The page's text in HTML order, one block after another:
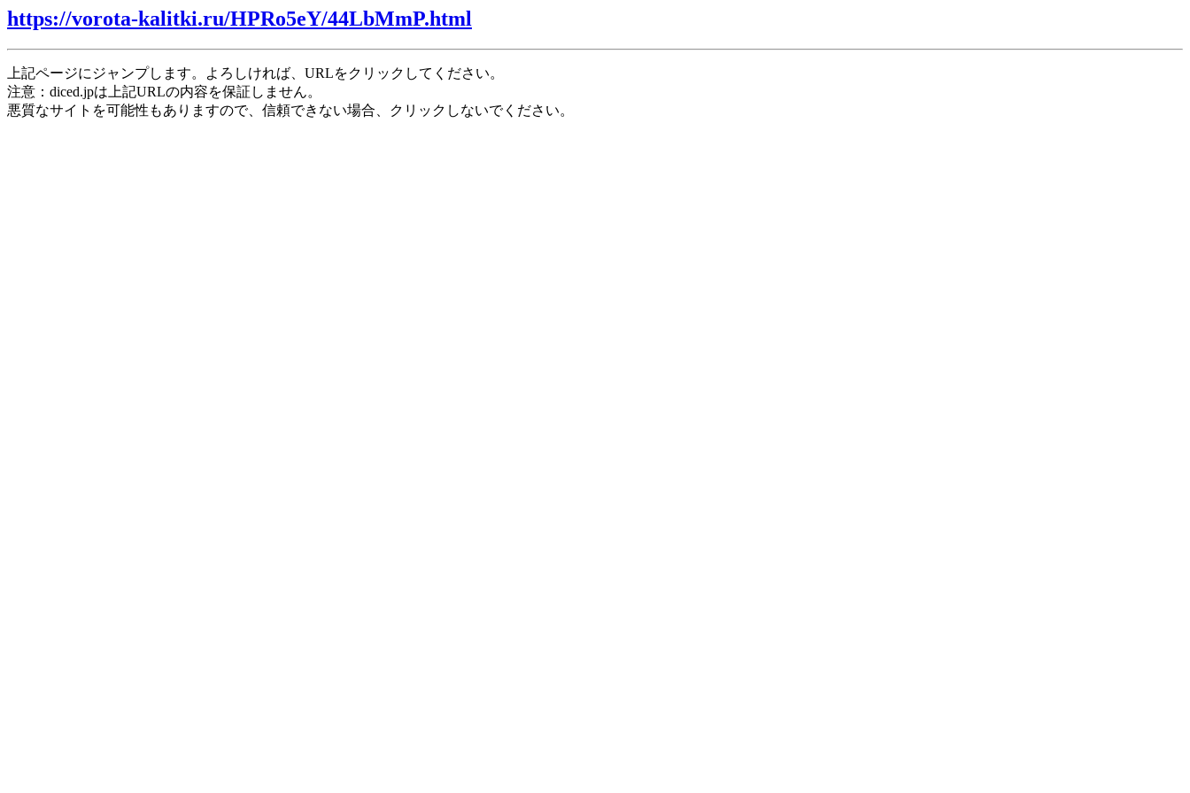
https://vorota-kalitki.ru/HPRo5eY/44LbMmP.html
上記ページにジャンプします。よろしければ、URLをクリックしてください。
注意：diced.jpは上記URLの内容を保証しません。
悪質なサイトを可能性もありますので、信頼できない場合、クリックしないでください。